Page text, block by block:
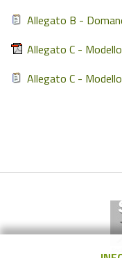
Allegato B -
Allegato C -
Allegato C -